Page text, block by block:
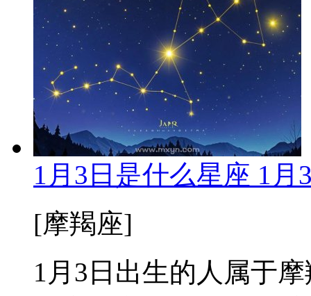
1月3日是什么星座 1
[摩羯座]
1月3日出生的人属于